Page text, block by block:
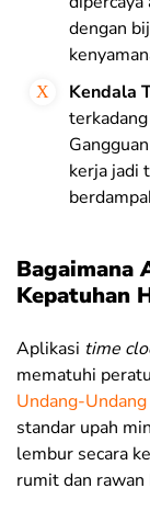
dengan
Kendala
kerja jadi
Bagaimana
Kepatuhan
Aplikasi time
mematuhi
Undang-
standar upah
lembur secara
rumit dan rawan